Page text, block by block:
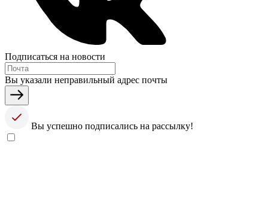
Подписаться на новости
Вы указали неправильный адрес почты
Вы успешно подписались на рассылку!